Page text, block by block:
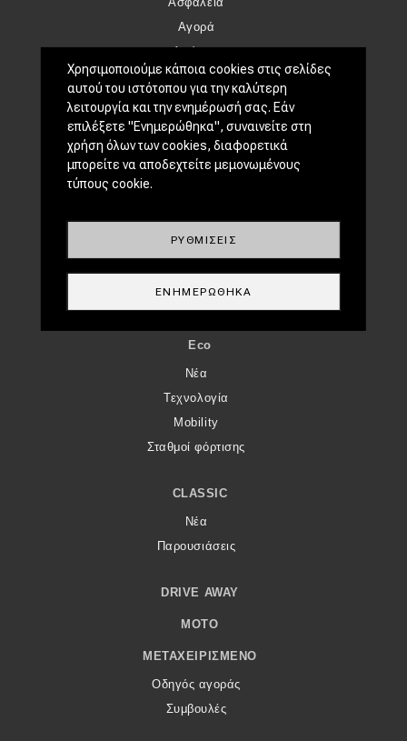
Αγορά
Απόψεις
TEST DRIVE
Δοκιμή
Αποστολή
Συγκρίνουμε
ΑΓΏΝΕΣ
WRC
Motorsport
Eco
Νέα
Τεχνολογία
Mobility
Σταθμοί φόρτισης
CLASSIC
Νέα
Παρουσιάσεις
DRIVE AWAY
MOTO
ΜΕΤΑΧΕΙΡΙΣΜΈΝΟ
Οδηγός αγοράς
Συμβουλές
Χρησιμοποιούμε κάποια cookies στις σελίδες
αυτού του ιστότοπου για την καλύτερη
λειτουργία και την ενημέρωσή σας. Εάν
επιλέξετε "Ενημερώθηκα", συναινείτε στη
χρήση όλων των cookies, διαφορετικά
μπορείτε να αποδεχτείτε μεμονωμένους
τύπους cookie.
ΡΥΘΜΊΣΕΙΣ
ΕΝΗΜΕΡΏΘΗΚΑ